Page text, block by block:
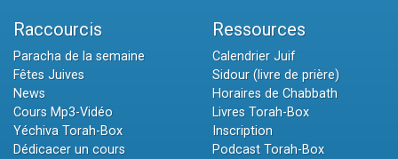
Raccourcis
Paracha de la semaine
Fêtes Juives
News
Cours Mp3-Vidéo
Yéchiva Torah-Box
Dédicacer un cours
Ressources
Calendrier Juif
Sidour (livre de prière)
Horaires de Chabbath
Livres Torah-Box
Inscription
Podcast Torah-Box